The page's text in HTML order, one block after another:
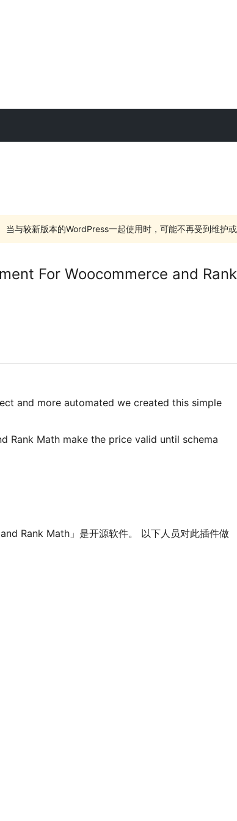
当与较新版本的WordPress一起使用时，可能不再受到维护
For Woocommerce and
and more automated we created this simple
Rank Math make the price valid until schema
Rank Math」是开源软件。 以下人员对此插件做